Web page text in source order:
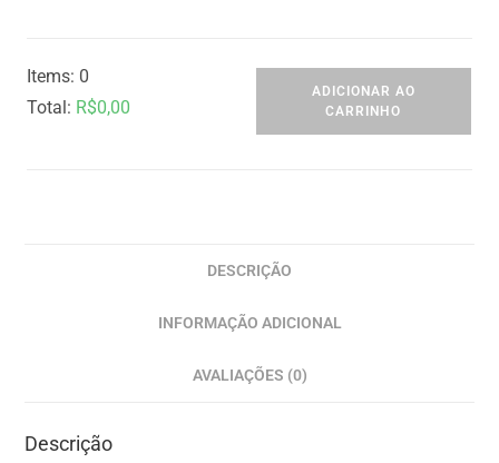
Items: 0
Total : R$0,00
a
ADICIONAR AO
CARRINHO
DESCRIÇÃO
INFORMAÇÃO ADICIONAL
AVALIAÇÕES (0)
Descrição